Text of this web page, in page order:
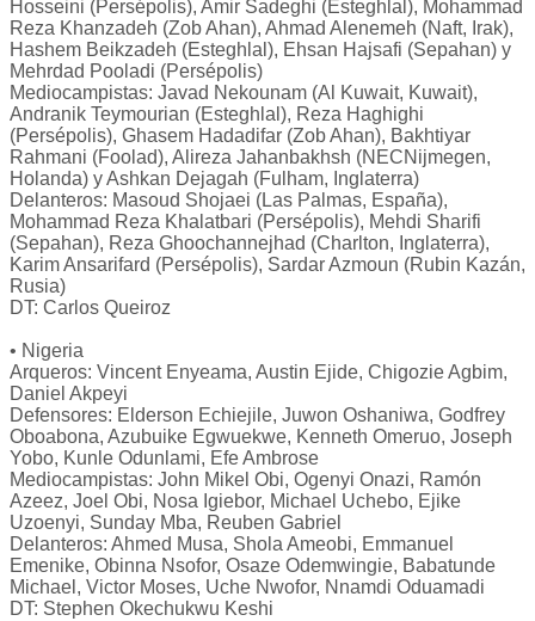
Hosseini (Persépolis), Amir Sadeghi (Esteghlal), Mohammad
Reza Khanzadeh (Zob Ahan), Ahmad Alenemeh (Naft, Irak),
Hashem Beikzadeh (Esteghlal), Ehsan Hajsafi (Sepahan) y
Mehrdad Pooladi (Persépolis)
Mediocampistas: Javad Nekounam (Al Kuwait, Kuwait),
Andranik Teymourian (Esteghlal), Reza Haghighi
(Persépolis), Ghasem Hadadifar (Zob Ahan), Bakhtiyar
Rahmani (Foolad), Alireza Jahanbakhsh (NECNijmegen,
Holanda) y Ashkan Dejagah (Fulham, Inglaterra)
Delanteros: Masoud Shojaei (Las Palmas, España),
Mohammad Reza Khalatbari (Persépolis), Mehdi Sharifi
(Sepahan), Reza Ghoochannejhad (Charlton, Inglaterra),
Karim Ansarifard (Persépolis), Sardar Azmoun (Rubin Kazán,
Rusia)
DT: Carlos Queiroz
• Nigeria
Arqueros: Vincent Enyeama, Austin Ejide, Chigozie Agbim,
Daniel Akpeyi
Defensores: Elderson Echiejile, Juwon Oshaniwa, Godfrey
Oboabona, Azubuike Egwuekwe, Kenneth Omeruo, Joseph
Yobo, Kunle Odunlami, Efe Ambrose
Mediocampistas: John Mikel Obi, Ogenyi Onazi, Ramón
Azeez, Joel Obi, Nosa Igiebor, Michael Uchebo, Ejike
Uzoenyi, Sunday Mba, Reuben Gabriel
Delanteros: Ahmed Musa, Shola Ameobi, Emmanuel
Emenike, Obinna Nsofor, Osaze Odemwingie, Babatunde
Michael, Victor Moses, Uche Nwofor, Nnamdi Oduamadi
DT: Stephen Okechukwu Keshi